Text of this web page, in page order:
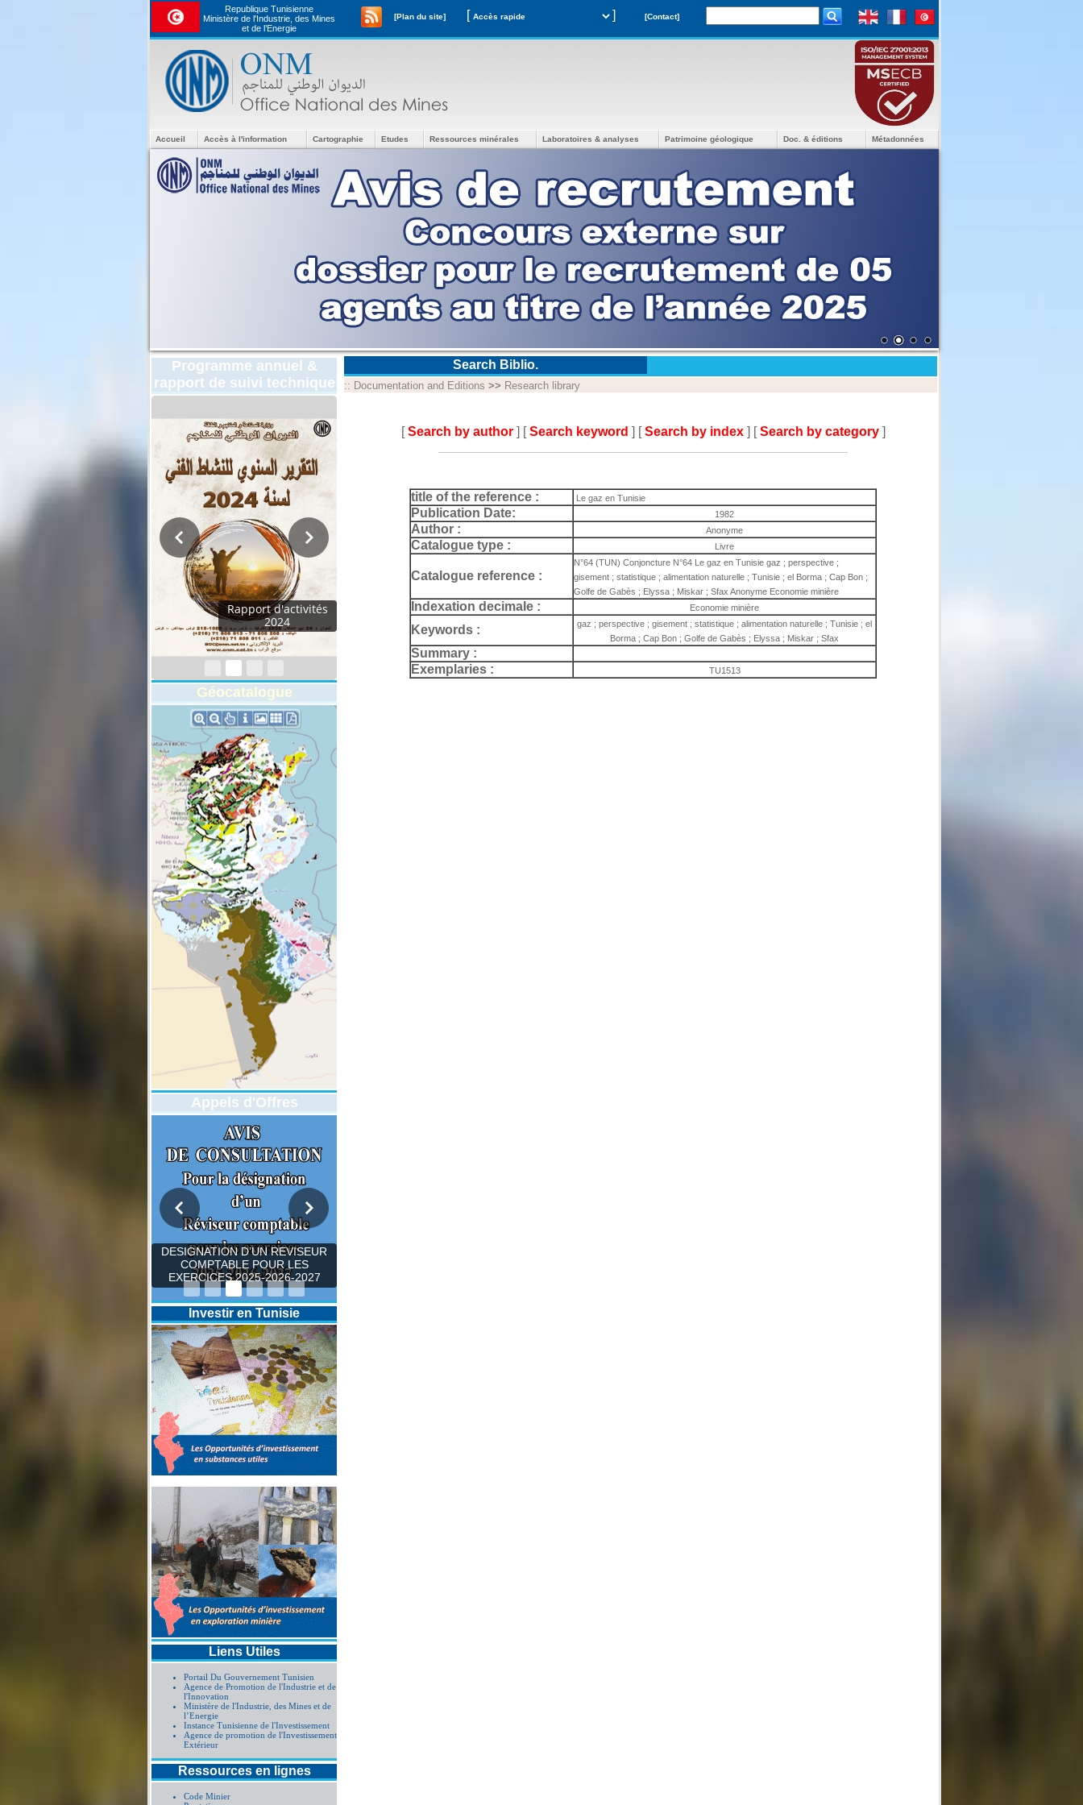
Republique Tunisienne
Ministère de l'Industrie, des Mines
et de l’Energie
[Plan du site] [ ] [Contact]
Accueil Accès à l'information Cartographie Etudes Ressources minérales Laboratoires & analyses Patrimoine géologique Doc. & éditions Métadonnées
Programme annuel &
rapport de suivi technique
Rapport d'activités
2024
Géocatalogue
Appels d'Offres
DESIGNATION D’UN REVISEUR
COMPTABLE POUR LES
EXERCICES 2025-2026-2027
Investir en Tunisie
Liens Utiles
Portail Du Gouvernement Tunisien
Agence de Promotion de l'Industrie et de
l'Innovation
Ministère de l'Industrie, des Mines et de
l’Energie
Instance Tunisienne de l'Investissement
Agence de promotion de l'Investissement
Extérieur
Ressources en lignes
Code Minier
Search Biblio.
:: Documentation and Editions >> Research library
[Search by author ] [Search keyword ] [Search by index ] [Search by category ]
title of the reference : Le gaz en Tunisie
Publication Date: 1982
Author : Anonyme
Catalogue type : Livre
Catalogue reference :
N°64 (TUN) Conjoncture N°64 Le gaz en Tunisie gaz ; perspective ;
gisement ; statistique ; alimentation naturelle ; Tunisie ; el Borma ; Cap Bon ;
Golfe de Gabès ; Elyssa ; Miskar ; Sfax Anonyme Economie minière
Indexation decimale : Economie minière
Keywords :
gaz ; perspective ; gisement ; statistique ; alimentation naturelle ; Tunisie ; el
Borma ; Cap Bon ; Golfe de Gabès ; Elyssa ; Miskar ; Sfax
Summary :
Exemplaries :
TU1513